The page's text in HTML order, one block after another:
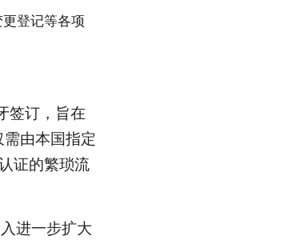
登记等各项
签订，旨在
由本国指定
证的繁琐流
进一步扩大